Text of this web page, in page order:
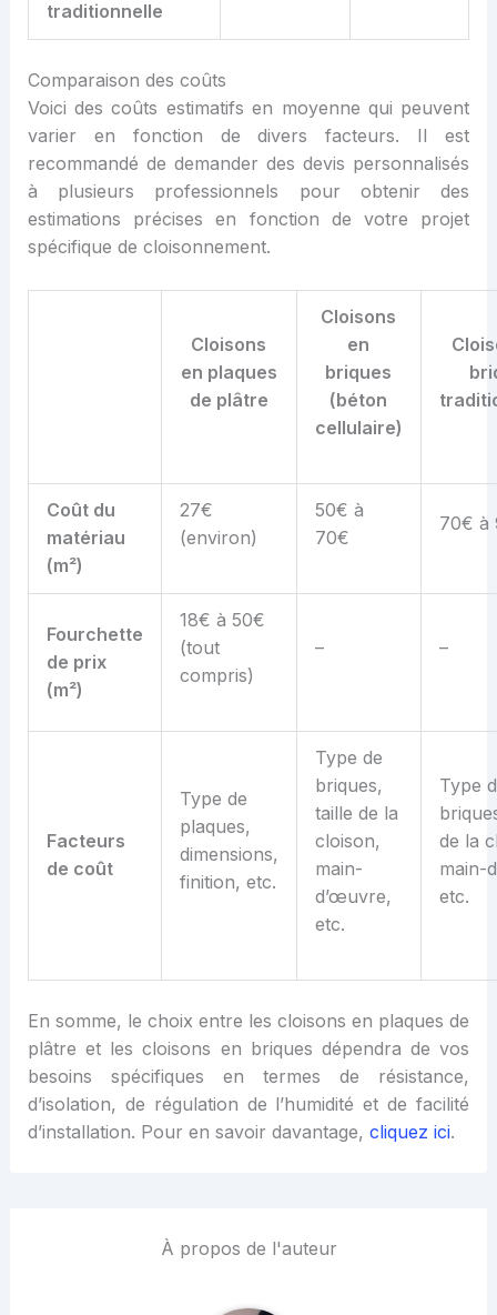
traditionnelle
Comparaison des coûts
Voici des coûts estimatifs en moyenne qui peuvent
varier en fonction de divers facteurs. Il est
recommandé de demander des devis personnalisés
à plusieurs professionnels pour obtenir des
estimations précises en fonction de votre projet
spécifique de cloisonnement.
Cloisons
en plaques
de plâtre
Cloisons
en
briques
(béton
cellulaire)
Coût du
matériau
(m²)
27€
(environ)
50€ à
70€
70€ à
Fourchette
de prix
(m²)
18€ à 50€
(tout
compris)
– –
Facteurs
de coût
Type de
plaques,
dimensions,
finition, etc.
Type de
briques,
taille de la
cloison,
main-
d’œuvre,
etc.
Type
de la
main-
etc.
En somme, le choix entre les cloisons en plaques de
plâtre et les cloisons en briques dépendra de vos
besoins spécifiques en termes de résistance,
d’isolation, de régulation de l’humidité et de facilité
d’installation. Pour en savoir davantage, cliquez ici.
À propos de l'auteur